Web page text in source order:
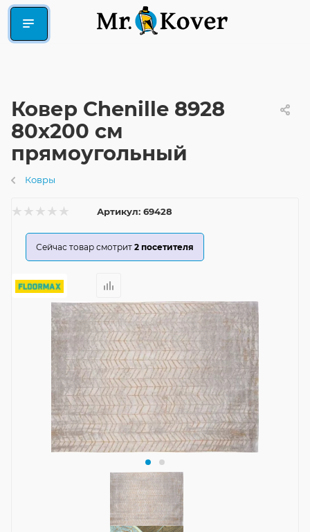
Ковер Chenille 8928
80x200 см
прямоугольный
Ковры
Артикул: 69428
Сейчас товар смотрит 2 посетителя